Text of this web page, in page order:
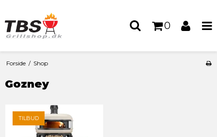
0
Forside / Shop
Gozney
TILBUD